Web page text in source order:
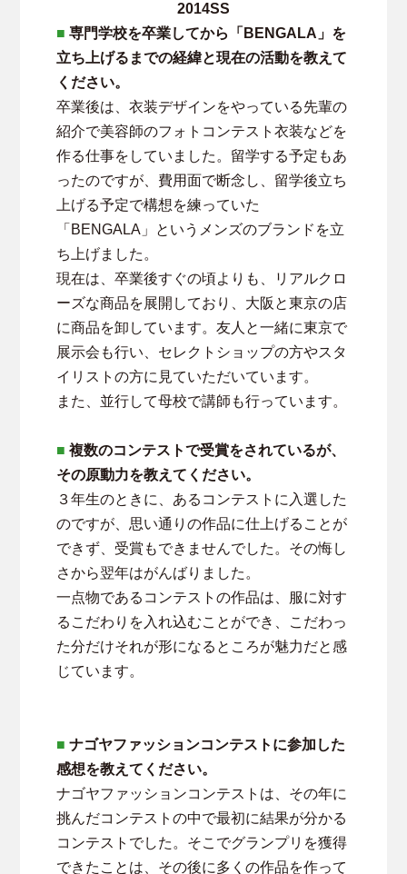
2014SS
■ 専門学校を卒業してから「BENGALA」を
立ち上げるまでの経緯と現在の活動を教えて
ください。
卒業後は、衣装デザインをやっている先輩の
紹介で美容師のフォトコンテスト衣装などを
作る仕事をしていました。留学する予定もあ
ったのですが、費用面で断念し、留学後立ち
上げる予定で構想を練っていた
「BENGALA」というメンズのブランドを立
ち上げました。
現在は、卒業後すぐの頃よりも、リアルクロ
ーズな商品を展開しており、大阪と東京の店
に商品を卸しています。友人と一緒に東京で
展示会も行い、セレクトショップの方やスタ
イリストの方に見ていただいています。
また、並行して母校で講師も行っています。
■ 複数のコンテストで受賞をされているが、
その原動力を教えてください。
３年生のときに、あるコンテストに入選した
のですが、思い通りの作品に仕上げることが
できず、受賞もできませんでした。その悔し
さから翌年はがんばりました。
一点物であるコンテストの作品は、服に対す
るこだわりを入れ込むことができ、こだわっ
た分だけそれが形になるところが魅力だと感
じています。
■ ナゴヤファッションコンテストに参加した
感想を教えてください。
ナゴヤファッションコンテストは、その年に
挑んだコンテストの中で最初に結果が分かる
コンテストでした。そこでグランプリを獲得
できたことは、その後に多くの作品を作って